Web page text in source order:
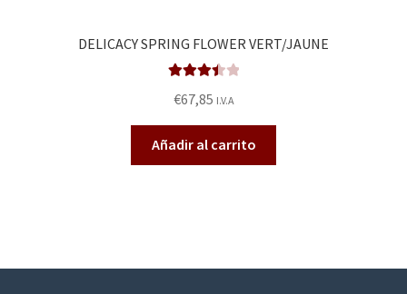
DELICACY SPRING FLOWER VERT/JAUNE
3.50
de 5
€67,85 I.V.A
Añadir al carrito